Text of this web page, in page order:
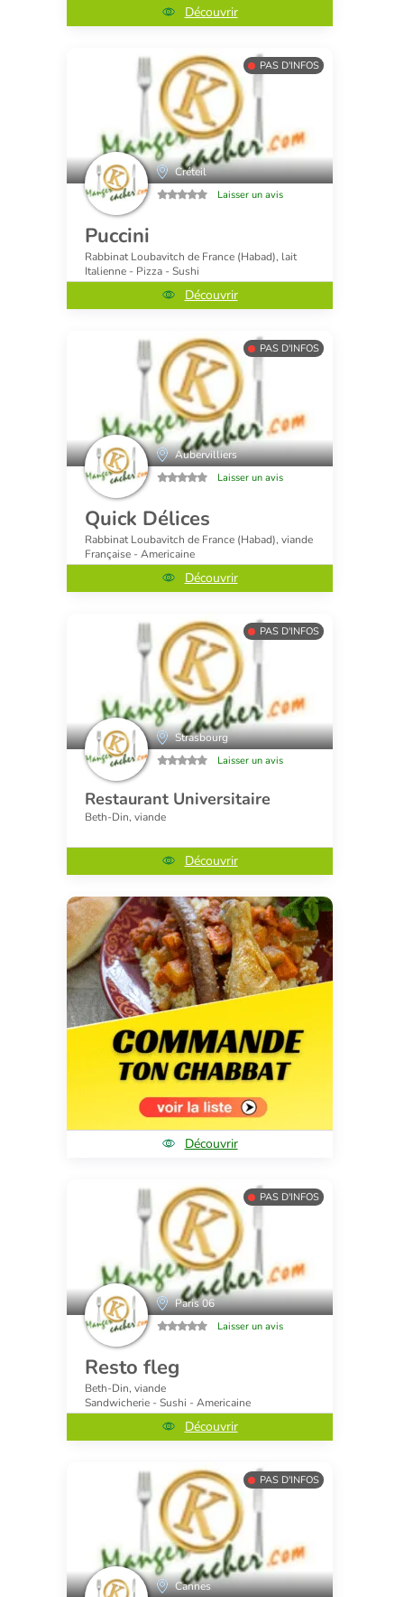
Découvrir
PAS D'INFOS
Créteil
Laisser un avis
Puccini
Rabbinat Loubavitch de France (Habad), lait
Italienne - Pizza - Sushi
Découvrir
PAS D'INFOS
Aubervilliers
Laisser un avis
Quick Délices
Rabbinat Loubavitch de France (Habad), viande
Française - Americaine
Découvrir
PAS D'INFOS
Strasbourg
Laisser un avis
Restaurant Universitaire
Beth-Din, viande
Découvrir
Découvrir
PAS D'INFOS
Paris 06
Laisser un avis
Resto fleg
Beth-Din, viande
Sandwicherie - Sushi - Americaine
Découvrir
PAS D'INFOS
Cannes